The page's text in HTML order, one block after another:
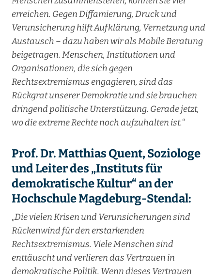
erreichen. Gegen Diffamierung, Druck und
Verunsicherung hilft Aufklärung, Vernetzung und
Austausch – dazu haben wir als Mobile Beratung
beigetragen. Menschen, Institutionen und
Organisationen, die sich gegen
Rechtsextremismus engagieren, sind das
Rückgrat unserer Demokratie und sie brauchen
dringend politische Unterstützung. Gerade jetzt,
wo die extreme Rechte noch aufzuhalten ist.“
Prof. Dr. Matthias Quent, Soziologe
und Leiter des „Instituts für
demokratische Kultur“ an der
Hochschule Magdeburg-Stendal:
„Die vielen Krisen und Verunsicherungen sind
Rückenwind für den erstarkenden
Rechtsextremismus. Viele Menschen sind
enttäuscht und verlieren das Vertrauen in
demokratische Politik. Wenn dieses Vertrauen